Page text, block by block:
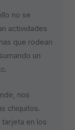
no se
actividades
que rodean
un
nos
chiquitos.
en los